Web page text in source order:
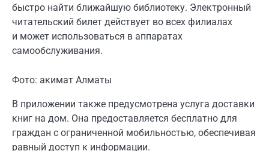
быстро найти ближайшую библиотеку. Электронный
читательский билет действует во всех филиалах
и может использоваться в аппаратах
самообслуживания.
Фото: акимат Алматы
В приложении также предусмотрена услуга доставки
книг на дом. Она предоставляется бесплатно для
граждан с ограниченной мобильностью, обеспечивая
равный доступ к информации.